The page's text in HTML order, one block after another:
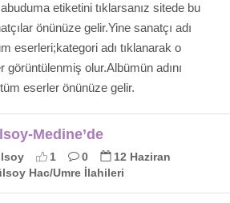
etiketini tıklarsanız sitede bu
önünüze gelir.Yine sanatçı adı
eserleri;kategori adı tıklanarak o
olur.Albümün adını
eserler önünüze gelir.
Medine’de
1 0
12 Haziran
Hac/Umre İlahileri